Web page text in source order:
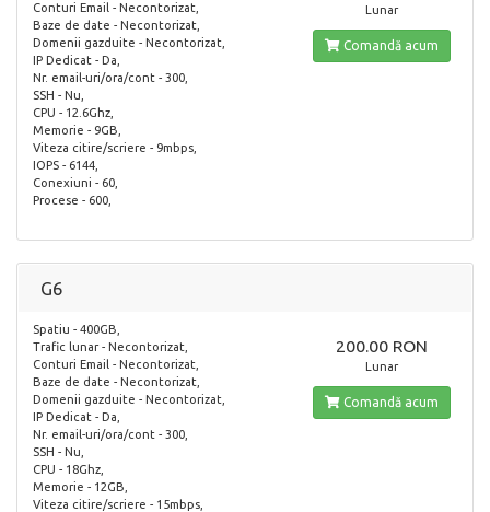
Conturi Email - Necontorizat,
Baze de date - Necontorizat,
Domenii gazduite - Necontorizat,
IP Dedicat - Da,
Nr. email-uri/ora/cont - 300,
SSH - Nu,
CPU - 12.6Ghz,
Memorie - 9GB,
Viteza citire/scriere - 9mbps,
IOPS - 6144,
Conexiuni - 60,
Procese - 600,
Lunar
Comandă acum
G6
Spatiu - 400GB,
Trafic lunar - Necontorizat,
Conturi Email - Necontorizat,
Baze de date - Necontorizat,
Domenii gazduite - Necontorizat,
IP Dedicat - Da,
Nr. email-uri/ora/cont - 300,
SSH - Nu,
CPU - 18Ghz,
Memorie - 12GB,
Viteza citire/scriere - 15mbps,
200.00 RON
Lunar
Comandă acum